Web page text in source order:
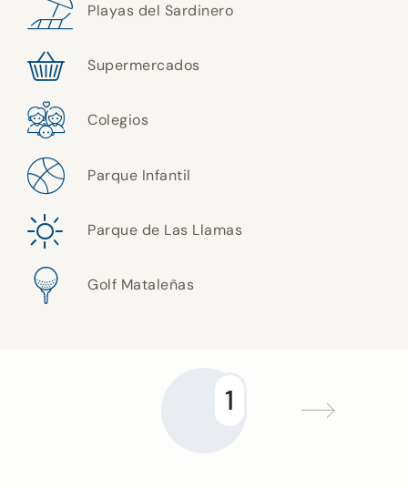
Playas del Sardinero
Supermercados
Colegios
Parque Infantil
Parque de Las Llamas
Golf Mataleñas
1